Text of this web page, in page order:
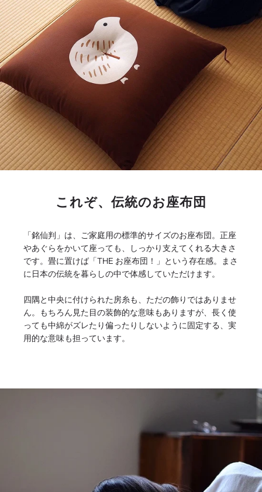
これぞ、伝統のお座布団
「銘仙判」は、ご家庭用の標準的サイズのお座布団。正座
やあぐらをかいて座っても、しっかり支えてくれる大きさ
です。畳に置けば「THE お座布団！」という存在感。まさ
に日本の伝統を暮らしの中で体感していただけます。
四隅と中央に付けられた房糸も、ただの飾りではありませ
ん。もちろん見た目の装飾的な意味もありますが、長く使
っても中綿がズレたり偏ったりしないように固定する、実
用的な意味も担っています。